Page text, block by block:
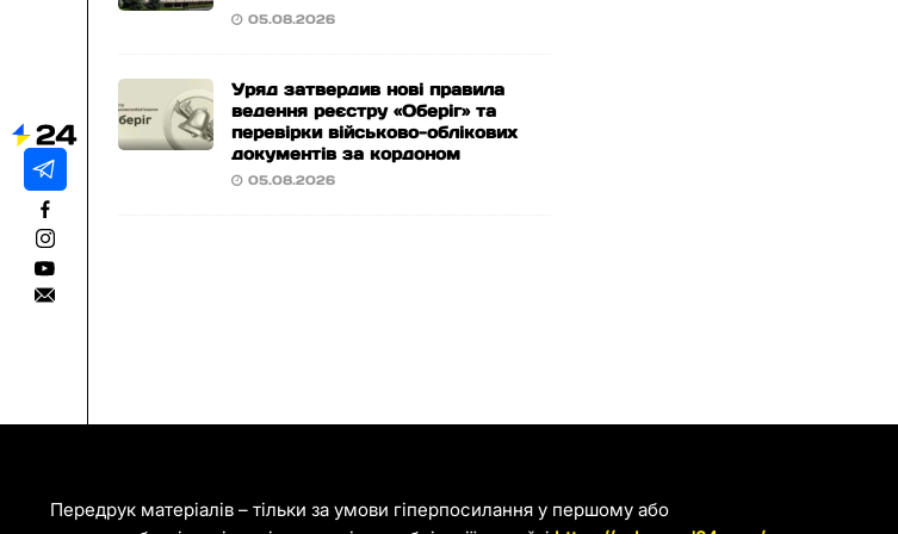
05.08.2026
Уряд затвердив нові правила
ведення реєстру «Оберіг» та
перевірки військово-облікових
документів за кордоном
05.08.2026
Передрук матеріалів – тільки за умови гіперпосилання у першому або